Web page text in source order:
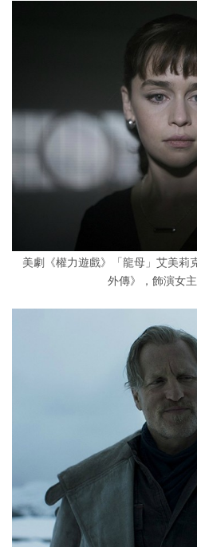
美劇《權力遊戲》「龍母」艾美莉
外傳》，飾演女主